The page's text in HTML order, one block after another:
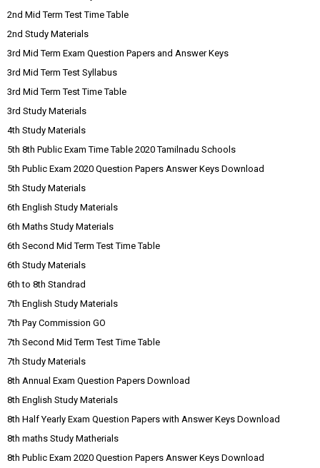
2nd Mid Term Test Time Table
2nd Study Materials
3rd Mid Term Exam Question Papers and Answer Keys
3rd Mid Term Test Syllabus
3rd Mid Term Test Time Table
3rd Study Materials
4th Study Materials
5th 8th Public Exam Time Table 2020 Tamilnadu Schools
5th Public Exam 2020 Question Papers Answer Keys Download
5th Study Materials
6th English Study Materials
6th Maths Study Materials
6th Second Mid Term Test Time Table
6th Study Materials
6th to 8th Standrad
7th English Study Materials
7th Pay Commission GO
7th Second Mid Term Test Time Table
7th Study Materials
8th Annual Exam Question Papers Download
8th English Study Materials
8th Half Yearly Exam Question Papers with Answer Keys Download
8th maths Study Matherials
8th Public Exam 2020 Question Papers Answer Keys Download